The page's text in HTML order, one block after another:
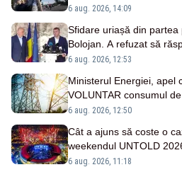
6 aug. 2026, 14:09
Sfidare uriașă din
Bolojan. A refuzat să
cărbune
6 aug. 2026, 12:53
Ministerul Energiei, apel
VOLUNTAR consumul
precedent în ultimele
6 aug. 2026, 12:50
Cât a ajuns să coste o
weekendul UNTOLD
6 aug. 2026, 11:18